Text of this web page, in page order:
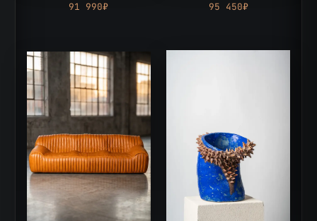
91 990₽ 95 450₽